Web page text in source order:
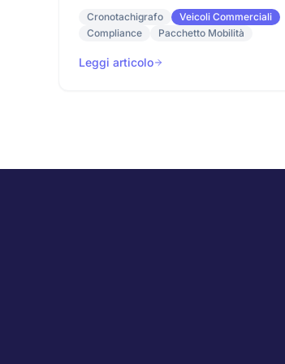
Cronotachigrafo
Veicoli Commerciali
Compliance
Pacchetto Mobilità
Leggi articolo